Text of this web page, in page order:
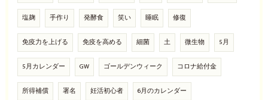
塩麹 手作り 発酵食 笑い 睡眠 修復
免疫力を上げる 免疫を高める 細菌 土 微生物 5月
5月カレンダー GW ゴールデンウィーク コロナ給付金
所得補償 署名 妊活初心者 6月のカレンダー